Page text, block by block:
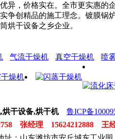
，价格实在。全市更实惠
创精品的施工理念。镀膜
烘干设备之乡企业。
气流干燥机 真空干燥机 喷
烘干设备,烘干机
鲁ICP备
张经理 15624212888 王